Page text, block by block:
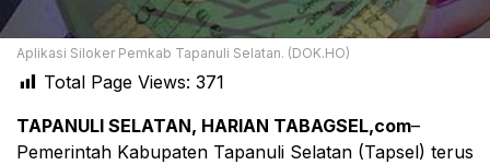
Aplikasi Siloker Pemkab Tapanuli Selatan. (DOK.HO)
Total Page Views: 371
TAPANULI SELATAN, HARIAN TABAGSEL,com–
Pemerintah Kabupaten Tapanuli Selatan (Tapsel) terus